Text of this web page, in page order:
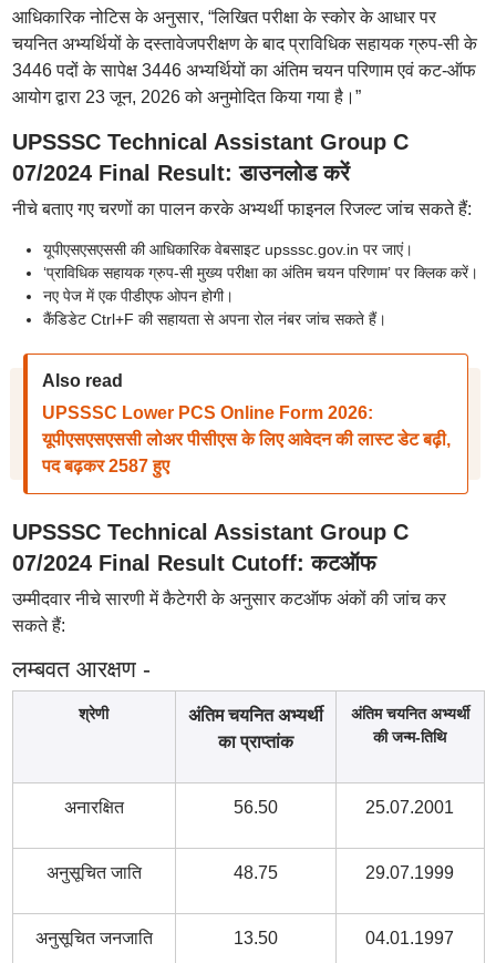
आधिकारिक नोटिस के अनुसार, “लिखित परीक्षा के स्कोर के आधार पर
चयनित अभ्यर्थियों के दस्तावेजपरीक्षण के बाद प्राविधिक सहायक ग्रुप-सी के
3446 पदों के सापेक्ष 3446 अभ्यर्थियों का अंतिम चयन परिणाम एवं कट-ऑफ
आयोग द्वारा 23 जून, 2026 को अनुमोदित किया गया है।”
UPSSSC Technical Assistant Group C
07/2024 Final Result: डाउनलोड करें
नीचे बताए गए चरणों का पालन करके अभ्यर्थी फाइनल रिजल्ट जांच सकते हैं:
यूपीएसएसएससी की आधिकारिक वेबसाइट upsssc.gov.in पर जाएं।
‘प्राविधिक सहायक ग्रुप-सी मुख्य परीक्षा का अंतिम चयन परिणाम’ पर क्लिक करें।
नए पेज में एक पीडीएफ ओपन होगी।
कैंडिडेट Ctrl+F की सहायता से अपना रोल नंबर जांच सकते हैं।
Also read
UPSSSC Lower PCS Online Form 2026:
यूपीएसएसएससी लोअर पीसीएस के लिए आवेदन की लास्ट डेट बढ़ी,
पद बढ़कर 2587 हुए
UPSSSC Technical Assistant Group C
07/2024 Final Result Cutoff: कटऑफ
उम्मीदवार नीचे सारणी में कैटेगरी के अनुसार कटऑफ अंकों की जांच कर
सकते हैं:
लम्बवत आरक्षण -
श्रेणी
अंतिम चयनित अभ्यर्थी
का प्राप्तांक
अंतिम चयनित अभ्यर्थी
की जन्म-तिथि
अनारक्षित 56.50 25.07.2001
अनुसूचित जाति 48.75 29.07.1999
अनुसूचित जनजाति 13.50 04.01.1997